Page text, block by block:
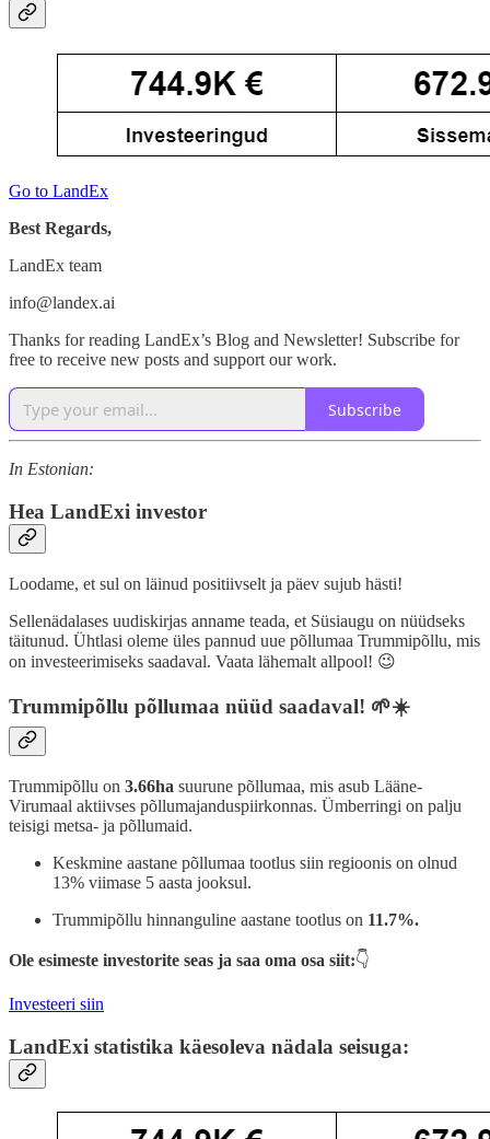
Go to LandEx
Best Regards,
LandEx team
info@landex.ai
Thanks for reading LandEx’s Blog and Newsletter! Subscribe for
free to receive new posts and support our work.
Subscribe
In Estonian:
Hea LandExi investor
Loodame, et sul on läinud positiivselt ja päev sujub hästi!
Sellenädalases uudiskirjas anname teada, et Süsiaugu on nüüdseks
täitunud. Ühtlasi oleme üles pannud uue põllumaa Trummipõllu, mis
on investeerimiseks saadaval. Vaata lähemalt allpool! 😉
Trummipõllu põllumaa nüüd saadaval! 🌱☀️
Trummipõllu on 3.66ha suurune põllumaa, mis asub Lääne-
Virumaal aktiivses põllumajanduspiirkonnas. Ümberringi on palju
teisigi metsa- ja põllumaid.
Keskmine aastane põllumaa tootlus siin regioonis on olnud
13% viimase 5 aasta jooksul.
Trummipõllu hinnanguline aastane tootlus on 11.7%.
Ole esimeste investorite seas ja saa oma osa siit:👇
Investeeri siin
LandExi statistika käesoleva nädala seisuga: